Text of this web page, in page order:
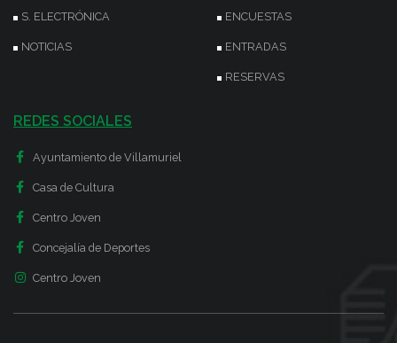
S. ELECTRÓNICA
NOTICIAS
ENCUESTAS
ENTRADAS
RESERVAS
REDES SOCIALES
Ayuntamiento de Villamuriel
Casa de Cultura
Centro Joven
Concejalía de Deportes
Centro Joven